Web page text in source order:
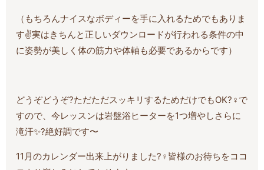
（もちろんナイスなボディーを手に入れるためでもありま
す✌️実はきちんと正しいダウンロードが行われる条件の中
に姿勢が美しく体の筋力や体軸も必要であるからです）
どうぞどうぞ?ただただスッキリするためだけでもOK?‍♀️で
すので、今レッスンは岩盤浴ヒーターを1つ増やしさらに
滝汗✨?絶好調です〜
11月のカレンダー出来上がりました?‍♀️皆様のお待ちをココ